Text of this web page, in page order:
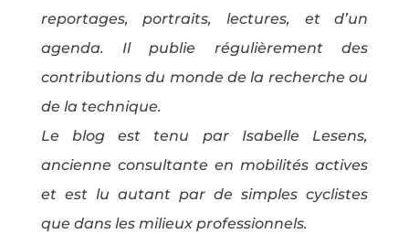
reportages, portraits, lectures, et d’un
agenda. Il publie régulièrement des
contributions du monde de la recherche ou
de la technique.
Le blog est tenu par Isabelle Lesens,
ancienne consultante en mobilités actives
et est lu autant par de simples cyclistes
que dans les milieux professionnels.